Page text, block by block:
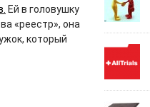
Ей в головушку
«реестр», она
который